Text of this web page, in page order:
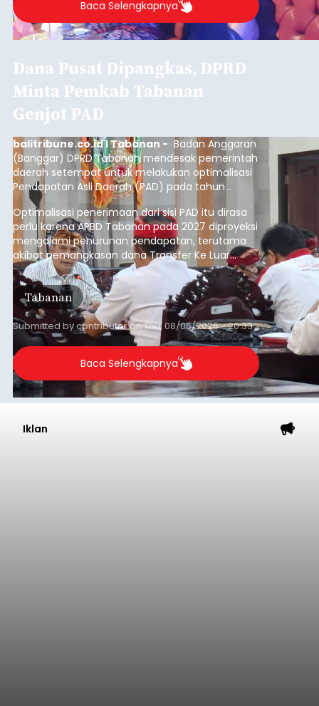
Baca Selengkapnya
Dana Pusat Dipangkas, DPRD
Minta Pemkab Tabanan
Genjot PAD
balitribune.co.id I Tabanan - Badan Anggaran
(Banggar) DPRD Tabanan mendesak pemerintah
daerah setempat untuk melakukan optimalisasi
Pendapatan Asli Daerah (PAD) pada tahun
anggaran 2027.
Optimalisasi penerimaan dari sisi PAD itu dirasa
perlu karena APBD Tabanan pada 2027 diproyeksi
mengalami penurunan pendapatan, terutama
akibat pemangkasan dana Transfer Ke Luar
Daerah (TKD) dari pemerintah pusat.
Tabanan
Submitted bycontributoronThu, 08/06/2026 - 20:33
Baca Selengkapnya
Iklan